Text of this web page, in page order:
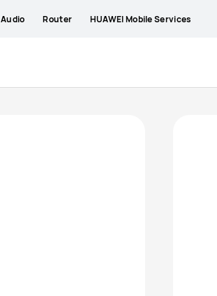
Audio Router HUAWEI Mobile Services